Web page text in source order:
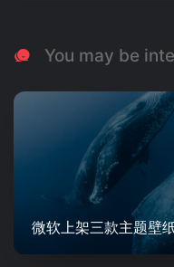
You may be
微软上架三款主题壁